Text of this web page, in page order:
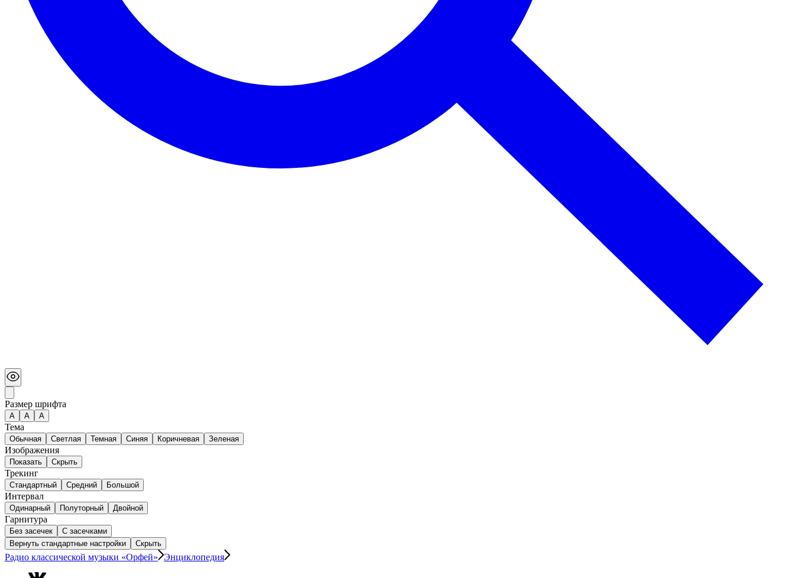
Размер шрифта
А A A
Тема
Обычная Светлая Темная Синяя Коричневая Зеленая
Изображения
Показать Скрыть
Трекинг
Стандартный Средний Большой
Интервал
Одинарный Полуторный Двойной
Гарнитура
Без засечек
С засечками
Вернуть стандартные настройки
Скрыть
Радио классической музыки «Орфей» Энциклопедия